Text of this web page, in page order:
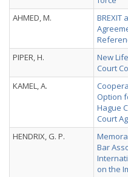
AHMED, M.
BREXIT
PIPER, H.
New
Court
KAMEL, A.
Option
Hague
Court
HENDRIX, G. P.
Bar
on the